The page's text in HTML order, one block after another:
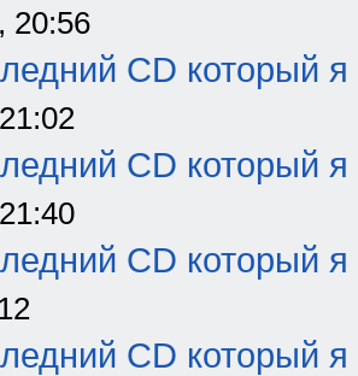
20:56
CD который я
CD который я
CD который я
CD который я